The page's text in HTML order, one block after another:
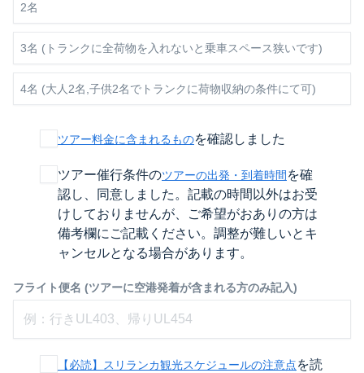
2名
3名 (トランクに全荷物を入れないと乗車スペース狭いです)
4名 (大人2名,子供2名でトランクに荷物収納の条件にて可)
ツアー料金に含まれるものを確認しました
ツアー催行条件のツアーの出発・到着時間 を確
認し、同意しました。記載の時間以外はお受
けしておりませんが、ご希望がおありの方は
備考欄にご記載ください。調整が難しいとキ
ャンセルとなる場合があります。
フライト便名 (ツアーに空港発着が含まれる方のみ記入)
【必読】スリランカ観光スケジュールの注意点を読